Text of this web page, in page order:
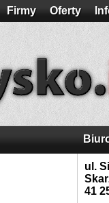
Firmy Oferty
ul.
41